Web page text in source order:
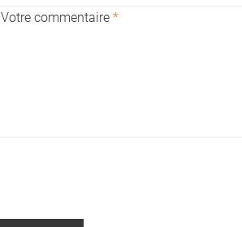
Votre commentaire *